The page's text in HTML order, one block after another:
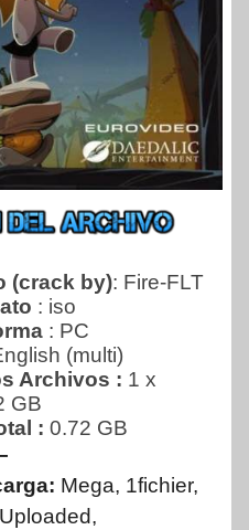
(crack by): Fire-FLT
: iso
: PC
(multi)
Archivos : 1 x
GB
: 0.72 GB
Mega, 1fichier,